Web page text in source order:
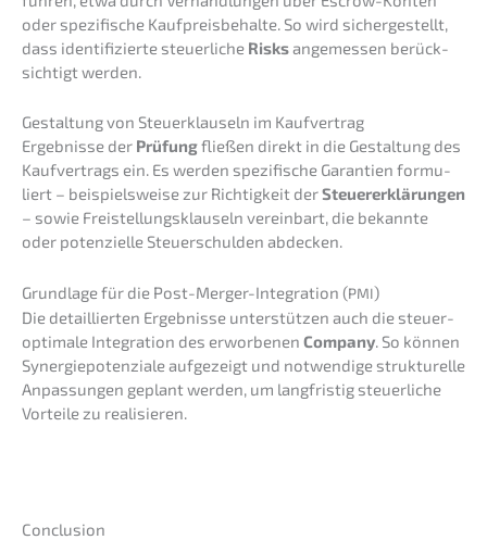
oder spezi­fi­sche Kaufpreis­be­hal­te. So wird sicher­ge­stellt,
dass identi­fi­zier­te steuer­li­che Risksangemes­sen berück­
sich­tigt werden.
Gestal­tung von Steuer­klau­seln im Kaufvertrag
Ergeb­nis­se der Prüfungfließen direkt in die Gestal­tung des
Kaufver­trags ein. Es werden spezi­fi­sche Garan­tien formu­
liert – beispiels­wei­se zur Richtig­keit derSteuer­erklä­run­gen
– sowie Freistel­lungs­klau­seln verein­bart, die bekann­te
oder poten­zi­el­le Steuer­schul­den abdecken.
Grund­la­ge für die Post-Merger-Integra­ti­on (PMI)
Die detail­lier­ten Ergeb­nis­se unter­stüt­zen auch die steuer­
op­ti­ma­le Integra­ti­on des erwor­be­nen Compa­ny. So können
Syner­gie­po­ten­zia­le aufge­zeigt und notwen­di­ge struk­tu­rel­le
Anpas­sun­gen geplant werden, um langfris­tig steuer­li­che
Vortei­le zu realisieren.
Conclu­si­on